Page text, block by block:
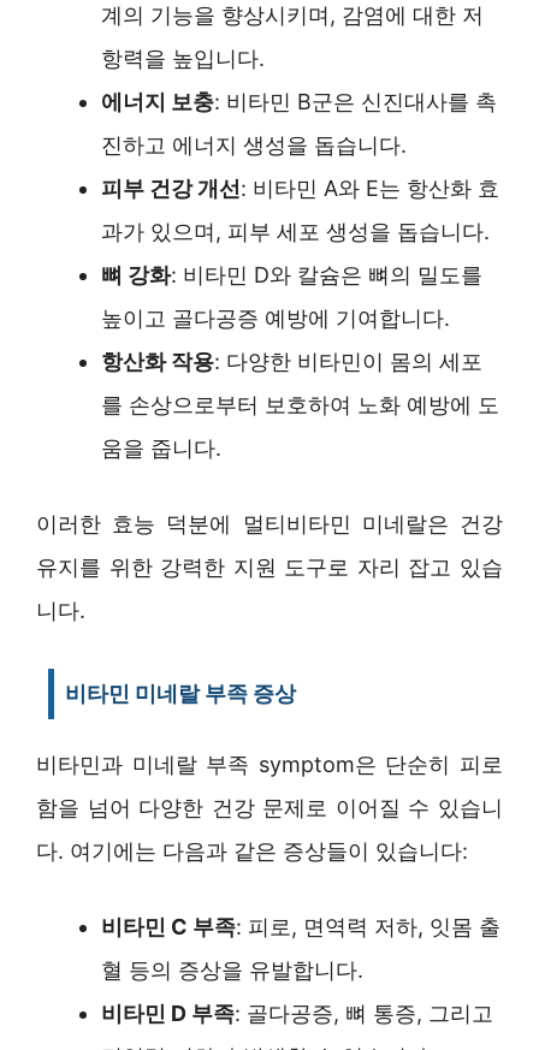
계의 기능을 향상시키며, 감염에 대한 저
항력을 높입니다.
에너지 보충: 비타민 B군은 신진대사를 촉
진하고 에너지 생성을 돕습니다.
피부 건강 개선: 비타민 A와 E는 항산화 효
과가 있으며, 피부 세포 생성을 돕습니다.
뼈 강화: 비타민 D와 칼슘은 뼈의 밀도를
높이고 골다공증 예방에 기여합니다.
항산화 작용: 다양한 비타민이 몸의 세포
를 손상으로부터 보호하여 노화 예방에 도
움을 줍니다.
이러한 효능 덕분에 멀티비타민 미네랄은 건강
유지를 위한 강력한 지원 도구로 자리 잡고 있습
니다.
비타민 미네랄 부족 증상
비타민과 미네랄 부족 symptom은 단순히 피로
함을 넘어 다양한 건강 문제로 이어질 수 있습니
다. 여기에는 다음과 같은 증상들이 있습니다:
비타민 C 부족: 피로, 면역력 저하, 잇몸 출
혈 등의 증상을 유발합니다.
비타민 D 부족: 골다공증, 뼈 통증, 그리고